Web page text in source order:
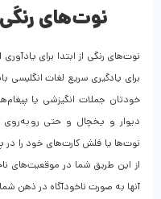
نوت‌های رنگی
نوت‌های رنگی از ابتدا برای
برای یادگیری سریع لغات انگلیسی
خودتان جملات انگیزشی یا
دیوار و یخچال و حتی
نوت‌ها یا فلش کارت‌های خود را در
از این طریق شما در موقعیت‌های
آنها به صورت ناخودآگاه در ذهن